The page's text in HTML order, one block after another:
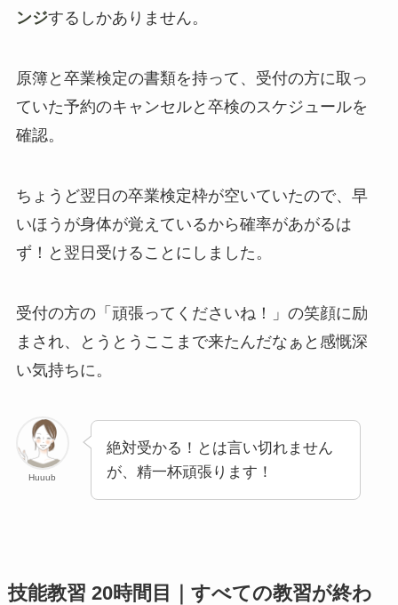
ンジするしかありません。
原簿と卒業検定の書類を持って、受付の方に取っ
ていた予約のキャンセルと卒検のスケジュールを
確認。
ちょうど翌日の卒業検定枠が空いていたので、早
いほうが身体が覚えているから確率があがるは
ず！と翌日受けることにしました。
受付の方の「頑張ってくださいね！」の笑顔に励
まされ、とうとうここまで来たんだなぁと感慨深
い気持ちに。
Huuub
絶対受かる！とは言い切れません
が、精一杯頑張ります！
技能教習 20時間目｜すべての教習が終わ